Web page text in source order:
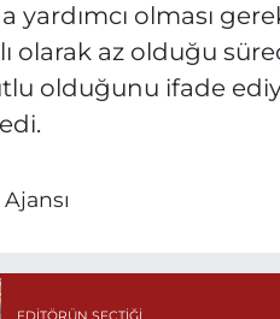
olması
olarak az olduğu
olduğunu ifade
EDITÖRÜN SEÇTIĞI